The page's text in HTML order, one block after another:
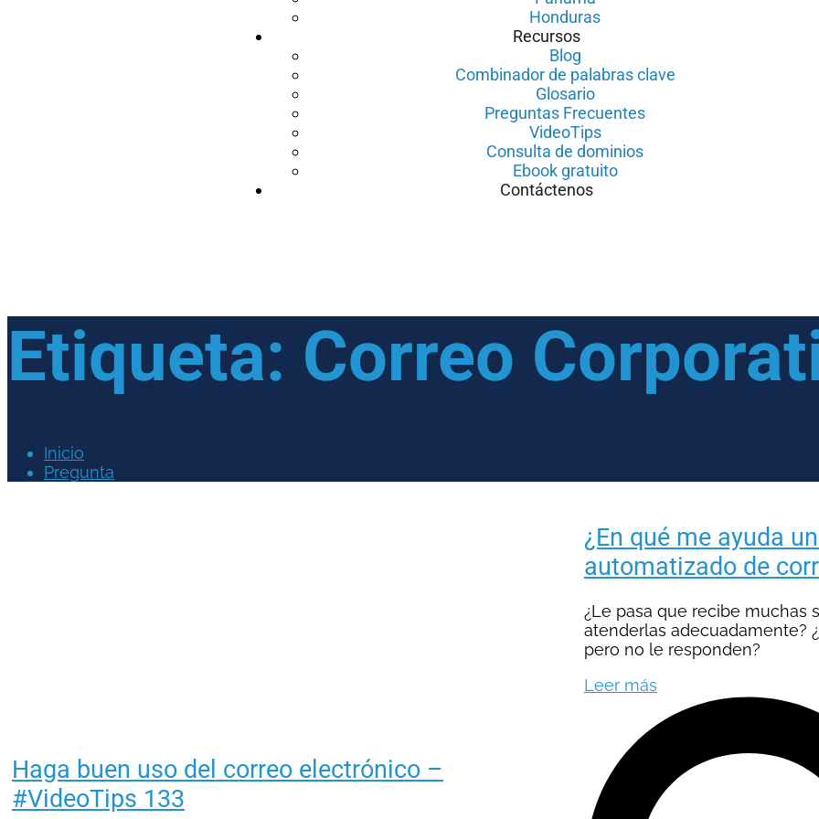
Honduras
Recursos
Blog
Combinador de palabras clave
Glosario
Preguntas Frecuentes
VideoTips
Consulta de dominios
Ebook gratuito
Contáctenos
Etiqueta: Correo
Inicio
Pregunta
Haga buen uso del correo electrónico –
#VideoTips 133
¿En qué me ayuda
automatizado de
¿Le pasa que recibe muchas
atenderlas adecuadamente?
pero no le responden?
Leer más